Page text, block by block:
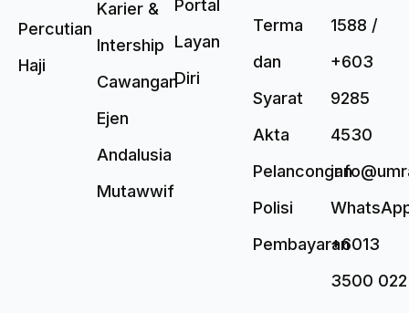
Percutian
Haji
Karier &
Intership
Cawangan
Ejen
Andalusia
Mutawwif
Portal
Layan
Diri
Terma
dan
Syarat
Akta
Pelancongan
Polisi
Pembayaran
1588 /
+603
9285
4530
+6013
3500 022